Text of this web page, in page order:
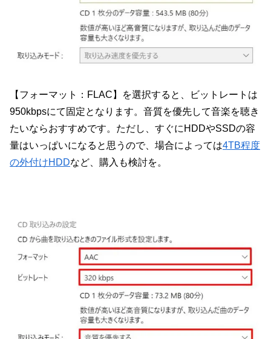
【フォーマット：FLAC】を選択すると、ビットレートは
950kbpsにて固定となります。音質を優先して音楽を聴き
たいならおすすめです。ただし、すぐにHDDやSSDの容
量はいっぱいになると思うので、場合によっては4TB程度
の外付けHDDなど、購入も検討を。